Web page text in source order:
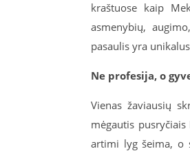
kraštuose kaip
asmenybių,
pasaulis yra
Ne profesija, o
Vienas žaviausių
mėgautis
artimi lyg šeima, o